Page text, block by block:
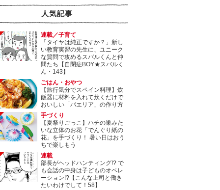
人気記事
連載／子育て
「タイヤは純正ですか？」新し
い教育実習の先生に、ユニーク
な質問で攻めるスバルくんと仲
間たち【自閉症BOY★スバルく
ん・143】
ごはん・おやつ
【旅行気分でスペイン料理】炊
飯器に材料を入れて炊くだけで
おいしい「パエリア」の作り方
手づくり
【夏祭りごっこ】ハチの巣みた
いな立体のお花「でんぐり紙の
花」を手づくり！ 暑い日はおう
ちで楽しもう
連載
部長がヘッドハンティング!? で
も会話の中身は子どものオペレ
ーション!?【こんな上司と働き
たいわけでして！58】